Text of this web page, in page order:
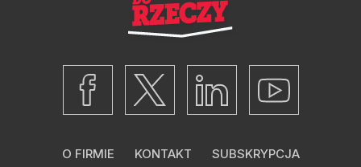
O FIRMIE KONTAKT SUBSKRYPCJA